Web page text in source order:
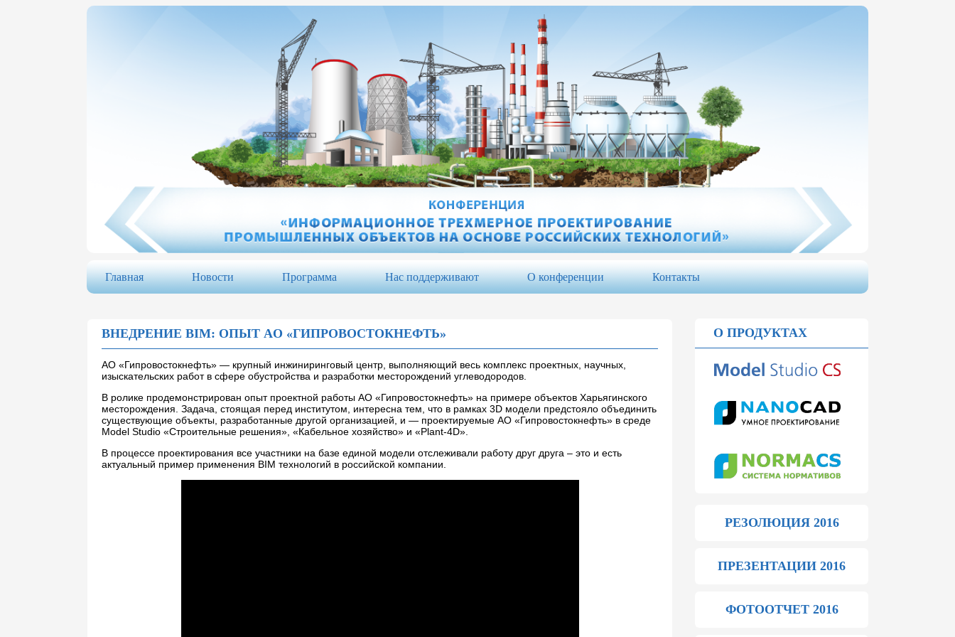
Главная Новости Программа Нас поддерживают О конференции Контакты
О ПРОДУКТАХ
РЕЗОЛЮЦИЯ 2016
ПРЕЗЕНТАЦИИ 2016
ФОТООТЧЕТ 2016
ВНЕДРЕНИЕ BIM: ОПЫТ AO «ГИПРОВОСТОКНЕФТЬ»
AO «Гипровостокнефть» — крупный инжиниринговый центр, выполняющий весь комплекс проектных, научных,
изыскательских работ в сфере обустройства и разработки месторождений углеводородов.
В ролике продемонстрирован опыт проектной работы АО «Гипровостокнефть» на примере объектов Харьягинского
месторождения. Задача, стоящая перед институтом, интересна тем, что в рамках 3D модели предстояло объединить
существующие объекты, разработанные другой организацией, и — проектируемые АО «Гипровостокнефть» в среде
Model Studio «Строительные решения», «Кабельное хозяйство» и «Plant-4D».
В процессе проектирования все участники на базе единой модели отслеживали работу друг друга – это и есть
актуальный пример применения BIM технологий в российской компании.